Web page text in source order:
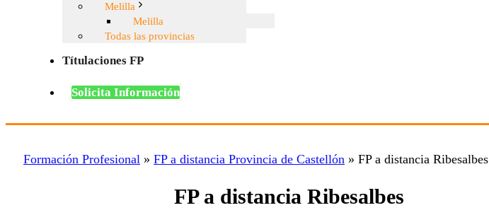
Melilla
Melilla
Todas las provincias
Títulaciones FP
Solicita Información
Formación Profesional » FP a distancia Provincia de Castellón » FP a distancia Ribesalbes
FP a distancia Ribesalbes